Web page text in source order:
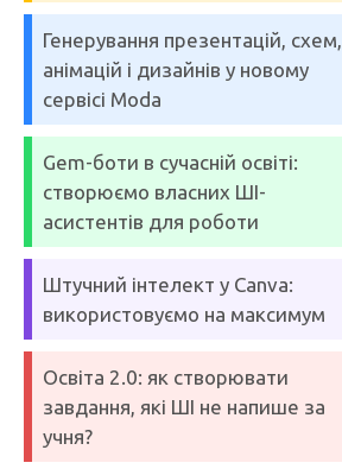
Генерування презентацій, схем,
анімацій і дизайнів у новому
сервісі Moda
Gem-боти в сучасній освіті:
створюємо власних ШІ-
асистентів для роботи
Штучний інтелект у Canva:
використовуємо на максимум
Освіта 2.0: як створювати
завдання, які ШІ не напише за
учня?